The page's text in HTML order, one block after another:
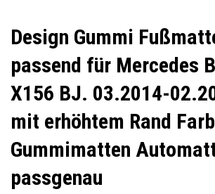
Design Gummi
passend für Mercedes
X156 BJ. 03.2014-
mit erhöhtem Rand
Gummimatten
passgenau